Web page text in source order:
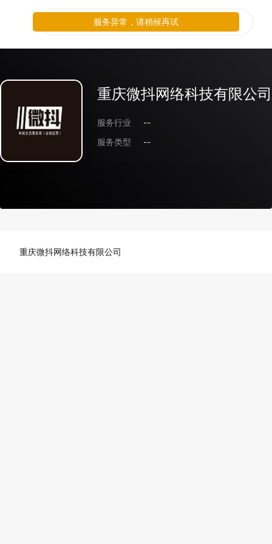
重庆微抖网络科技有限公司
服务行业
--
服务类型
--
重庆微抖网络科技有限公司
服务异常，请稍候再试